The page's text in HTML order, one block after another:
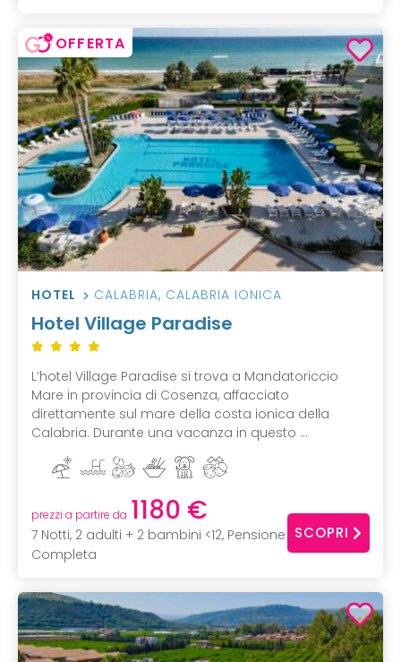
OFFERTA
HOTEL CALABRIA, CALABRIA IONICA
Hotel Village Paradise
L’hotel Village Paradise si trova a Mandatoriccio
Mare in provincia di Cosenza, affacciato
direttamente sul mare della costa ionica della
Calabria. Durante una vacanza in questo ...
prezzi a partire da 1180 €
7 Notti, 2 adulti + 2 bambini <12, Pensione
Completa
SCOPRI